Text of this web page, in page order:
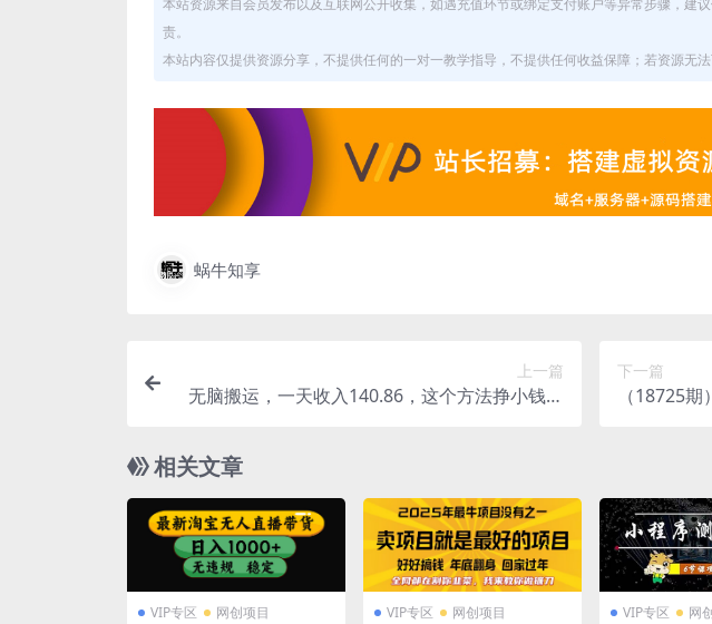
本站资源来自会员发布以及互联网公开收集，如遇充值环节或绑定支付账户等异常步骤，建
责。
本站内容仅提供资源分享，不提供任何的一对一教学指导，不提供任何收益保障；若资源无
蜗牛知享
上一篇
无脑搬运，一天收入140.86，这个方法挣小钱是
下一篇
（18725
相关文章
VIP专区 网创项目 VIP专区 网创项目 VIP专区 网